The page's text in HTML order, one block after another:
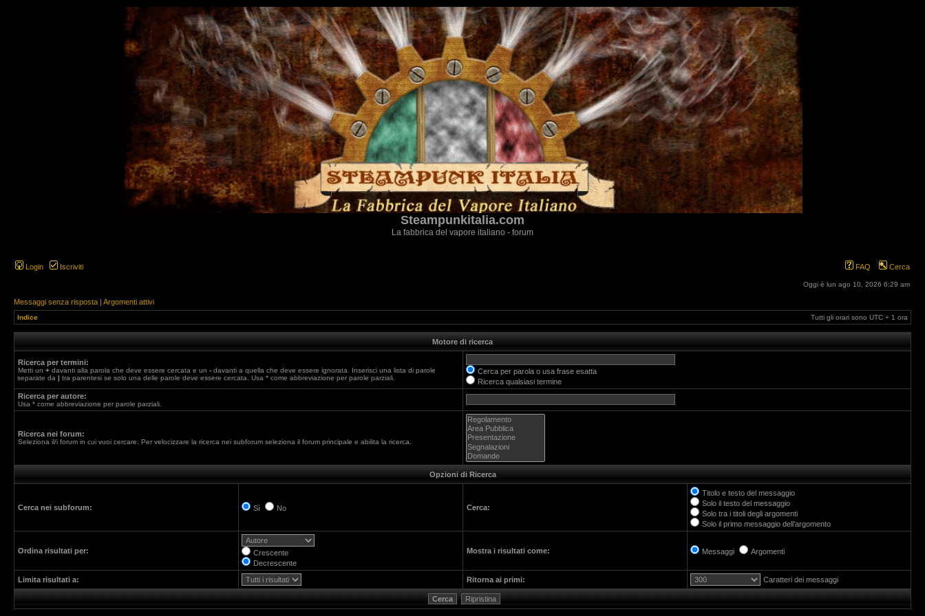
Steampunkitalia.com
La fabbrica del vapore italiano - forum
Login Iscriviti FAQ Cerca
Oggi è lun ago 10, 2026 6:29 am
Messaggi senza risposta | Argomenti attivi
Indice Tutti gli orari sono UTC + 1 ora
Motore di ricerca
Ricerca per termini:
Metti un + davanti alla parola che deve essere cercata e un - davanti a quella che deve essere ignorata. Inserisci una lista di parole
separate da | tra parentesi se solo una delle parole deve essere cercata. Usa * come abbreviazione per parole parziali.
Cerca per parola o usa frase esatta
Ricerca qualsiasi termine
Ricerca per autore:
Usa * come abbreviazione per parole parziali.
Ricerca nei forum:
Seleziona il/i forum in cui vuoi cercare. Per velocizzare la ricerca nei subforum seleziona il forum principale e abilita la ricerca.
Opzioni di Ricerca
Cerca nei subforum: Sì No Cerca:
Titolo e testo del messaggio
Solo il testo del messaggio
Solo tra i titoli degli argomenti
Solo il primo messaggio dell’argomento
Ordina risultati per:
Crescente
Decrescente
Mostra i risultati come: Messaggi Argomenti
Limita risultati a: Ritorna ai primi: Caratteri dei messaggi